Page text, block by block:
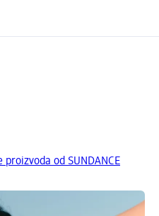
proizvoda od SUNDANCE